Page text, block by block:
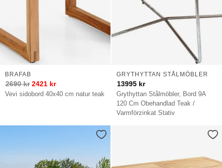
Vevi sidobord 40x40 cm natur teak
BRAFAB
2690kr 2421 kr
Grythyttan Stålmöbler, Bord 9A
120 Cm Obehandlad Teak /
Varmförzinkat Stativ
GRYTHYTTAN STÅLMÖBLER
13995 kr